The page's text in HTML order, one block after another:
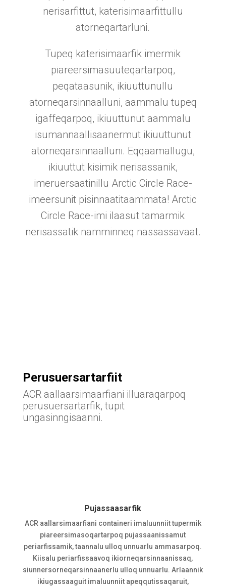
nerisarfittut, katerisimaarfittullu
atorneqartarluni.
Tupeq katerisimaarfik imermik
piareersimasuuteqartarpoq,
peqataasunik, ikiuuttunullu
atorneqarsinnaalluni, aammalu tupeq
igaffeqarpoq, ikiuuttunut aammalu
isumannaallisaanermut ikiuuttunut
atorneqarsinnaalluni. Eqqaamallugu,
ikiuuttut kisimik nerisassanik,
imeruersaatinillu Arctic Circle Race-
imeersunit pisinnaatitaammata! Arctic
Circle Race-imi ilaasut tamarmik
nerisassatik namminneq nassassavaat.
Perusuersartarfiit
ACR aallaarsimaarfiani illuaraqarpoq
perusuersartarfik, tupit
ungasinngisaanni.
Pujassaasarfik
ACR aallarsimaarfiani containeri imaluunniit tupermik
piareersimasoqartarpoq pujassaanissamut
periarfissamik, taannalu ulloq unnuarlu ammasarpoq.
Kiisalu periarfissaavoq ikiorneqarsinnaanissaq,
siunnersorneqarsinnaanerlu ulloq unnuarlu. Arlaannik
ikiugassaaguit imaluunniit apeqqutissaqaruit,